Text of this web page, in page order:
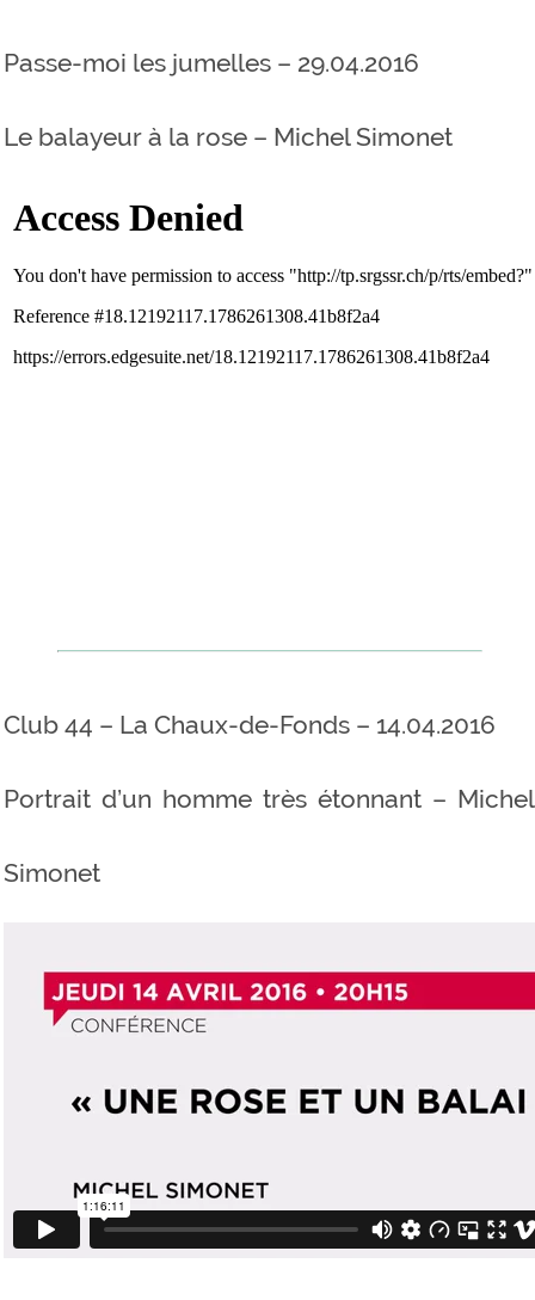
Passe-moi les jumelles – 29.04.2016
Le balayeur à la rose – Michel Simonet
Club 44 – La Chaux-de-Fonds – 14.04.2016
Portrait d’un homme très étonnant – Michel
Simonet